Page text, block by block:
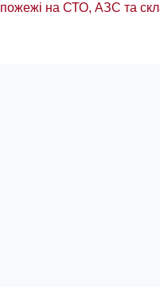
пожежі на СТО, АЗС та